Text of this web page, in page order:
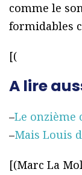
comme le
formidables
[(
A lire
–Le onzième
–Mais Louis
[(Marc La